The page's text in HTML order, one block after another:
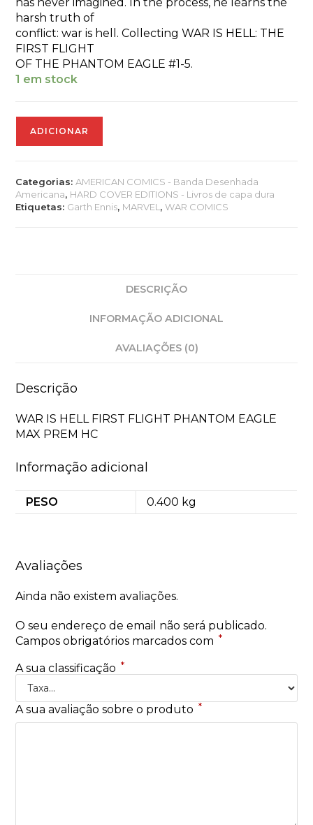
harsh truth of
conflict: war is hell. Collecting WAR IS HELL: THE
FIRST FLIGHT
OF THE PHANTOM EAGLE #1-5.
1 em stock
WAR
FIRST
FLIGHT
PHANTOM
ADICIONAR
Categorias: AMERICAN COMICS - Banda Desenhada
Americana, HARD COVER EDITIONS - Livros de capa dura
Etiquetas: Garth Ennis, MARVEL ,WAR COMICS
DESCRIÇÃO
INFORMAÇÃO ADICIONAL
AVALIAÇÕES (0)
Descrição
WAR IS HELL FIRST FLIGHT PHANTOM EAGLE
MAX PREM HC
Informação adicional
PESO 0.400 kg
Avaliações
Ainda não existem avaliações.
O seu endereço de email não será publicado.
Campos obrigatórios marcados com *
A sua classificação *
A sua avaliação sobre o produto *